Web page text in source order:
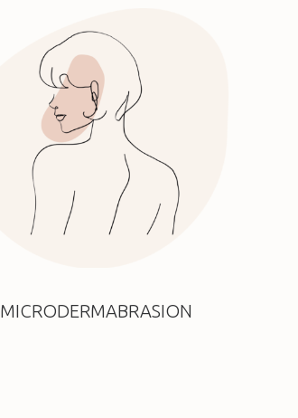
MICRODERMABRASION